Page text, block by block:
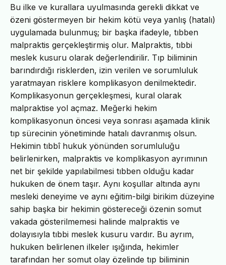
Bu ilke ve kurallara uyulmasında gerekli dikkat ve
özeni göstermeyen bir hekim kötü veya yanlış (hatalı)
uygulamada bulunmuş; bir başka ifadeyle, tıbben
malpraktis gerçekleştirmiş olur. Malpraktis, tıbbi
meslek kusuru olarak değerlendirilir. Tıp biliminin
barındırdığı risklerden, izin verilen ve sorumluluk
yaratmayan risklere komplikasyon denilmektedir.
Komplikasyonun gerçekleşmesi, kural olarak
malpraktise yol açmaz. Meğerki hekim
komplikasyonun öncesi veya sonrası aşamada klinik
tıp sürecinin yönetiminde hatalı davranmış olsun.
Hekimin tıbbî hukuk yönünden sorumluluğu
belirlenirken, malpraktis ve komplikasyon ayrımının
net bir şekilde yapılabilmesi tıbben olduğu kadar
hukuken de önem taşır. Aynı koşullar altında aynı
mesleki deneyime ve aynı eğitim-bilgi birikim düzeyine
sahip başka bir hekimin göstereceği özenin somut
vakada gösterilmemesi halinde malpraktis ve
dolayısıyla tıbbi meslek kusuru vardır. Bu ayrım,
hukuken belirlenen ilkeler ışığında, hekimler
tarafından her somut olay özelinde tıp biliminin